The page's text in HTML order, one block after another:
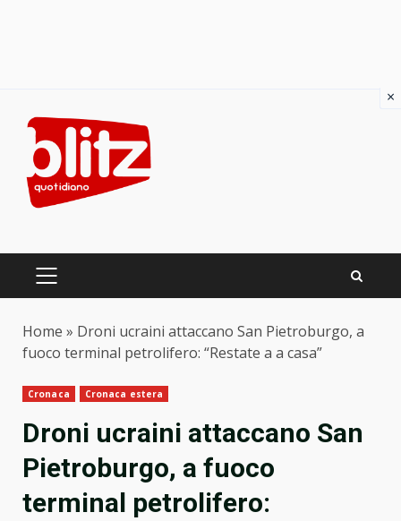
content
PRIMARY
Home » Droni ucraini attaccano San Pietroburgo, a
fuoco terminal petrolifero: “Restate a a casa”
Cronaca Cronaca estera
Droni ucraini attaccano San
Pietroburgo, a fuoco
terminal petrolifero:
×